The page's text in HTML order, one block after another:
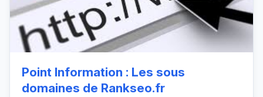
Point Information : Les sous
domaines de Rankseo.fr